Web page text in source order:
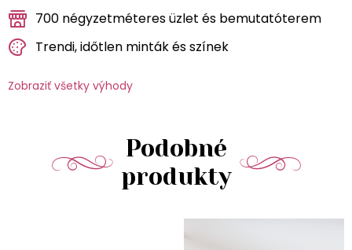
700 négyzetméteres üzlet és bemutatóterem
Trendi, időtlen minták és színek
Zobraziť všetky výhody
Podobné
produkty